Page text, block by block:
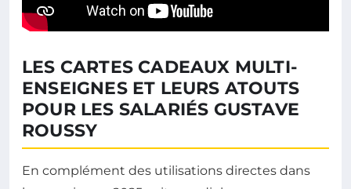
LES CARTES CADEAUX MULTI-
ENSEIGNES ET LEURS ATOUTS
POUR LES SALARIÉS GUSTAVE
ROUSSY
En complément des utilisations directes dans